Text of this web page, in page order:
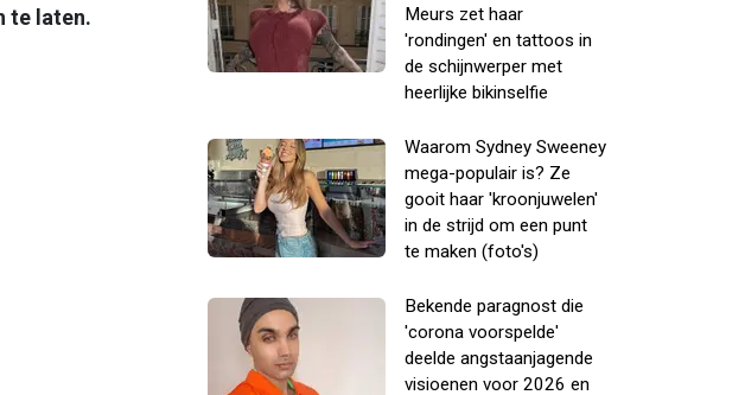
te laten.
Meurs zet haar
'rondingen' en tattoos in
de schijnwerper met
heerlijke bikinselfie
Waarom Sydney Sweeney
mega-populair is? Ze
gooit haar 'kroonjuwelen'
in de strijd om een punt
te maken (foto's)
Bekende paragnost die
'corona voorspelde'
deelde angstaanjagende
visioenen voor 2026 en